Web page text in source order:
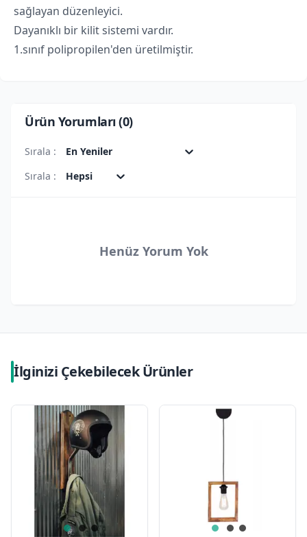
sağlayan düzenleyici.
Dayanıklı bir kilit sistemi vardır.
1.sınıf polipropilen'den üretilmiştir.
Ürün Yorumları (0)
Sırala :
En Yeniler
Sırala :
Hepsi
Henüz Yorum Yok
İlginizi Çekebilecek Ürünler